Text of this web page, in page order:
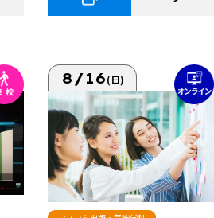
8/16(日)